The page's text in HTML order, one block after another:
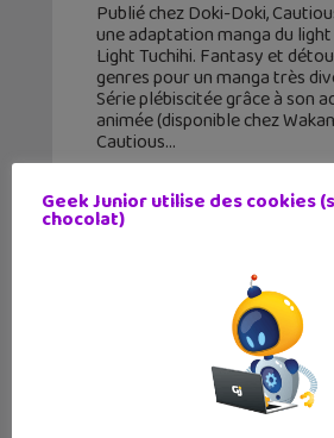
Publié chez Doki-Doki,
une adaptation manga du
Light Tuchihi. Fantasy et
genres pour un manga très
Série plébiscitée grâce à son
animée (disponible chez
Cautious
Geek Junior utilise des cookies
chocolat)